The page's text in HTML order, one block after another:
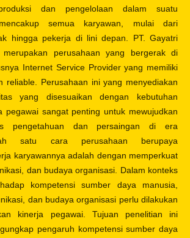
dan pengelolaan dalam suatu
semua karyawan, mulai dari
hingga pekerja di lini depan. PT. Gayatri
merupakan perusahaan yang bergerak di
Internet Service Provider yang memiliki
reliable. Perusahaan ini yang menyediakan
yang disesuaikan dengan kebutuhan
pegawai sangat penting untuk mewujudkan
pengetahuan dan persaingan di era
satu cara perusahaan berupaya
karyawannya adalah dengan memperkuat
dan budaya organisasi. Dalam konteks
kompetensi sumber daya manusia,
dan budaya organisasi perlu dilakukan
kinerja pegawai. Tujuan penelitian ini
pengaruh kompetensi sumber daya